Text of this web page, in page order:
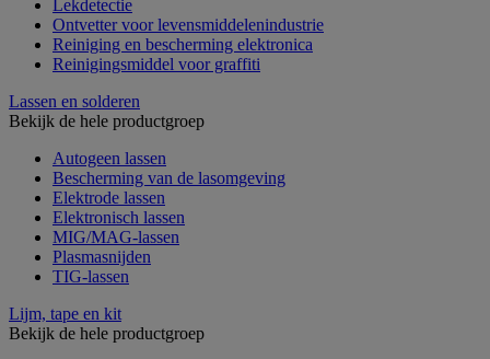
Lekdetectie
Ontvetter voor levensmiddelenindustrie
Reiniging en bescherming elektronica
Reinigingsmiddel voor graffiti
Lassen en solderen
Bekijk de hele productgroep
Autogeen lassen
Bescherming van de lasomgeving
Elektrode lassen
Elektronisch lassen
MIG/MAG-lassen
Plasmasnijden
TIG-lassen
Lijm, tape en kit
Bekijk de hele productgroep